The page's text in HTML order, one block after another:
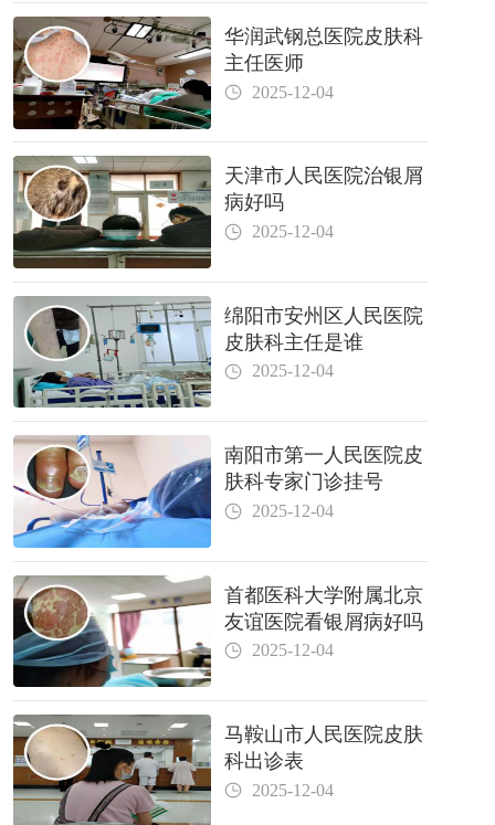
华润武钢总医院皮肤科
主任医师
2025-12-04
天津市人民医院治银屑
病好吗
2025-12-04
绵阳市安州区人民医院
皮肤科主任是谁
2025-12-04
南阳市第一人民医院皮
肤科专家门诊挂号
2025-12-04
首都医科大学附属北京
友谊医院看银屑病好吗
2025-12-04
马鞍山市人民医院皮肤
科出诊表
2025-12-04